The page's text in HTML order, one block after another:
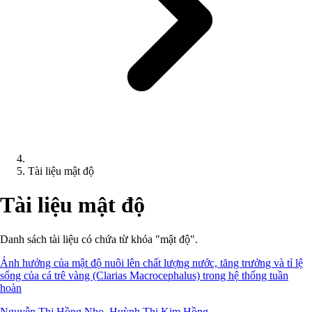
Tài liệu mật độ
Tài liệu mật độ
Danh sách tài liệu có chứa từ khóa "mật độ".
Ảnh hưởng của mật độ nuôi lên chất lượng nước, tăng trưởng và tỉ lệ
sống của cá trê vàng (Clarias Macrocephalus) trong hệ thống tuần
hoàn